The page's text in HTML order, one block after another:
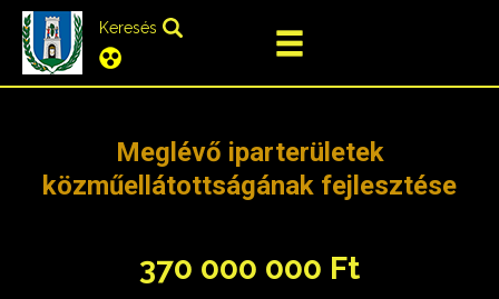
Keresés
Meglévő iparterületek
közműellátottságának fejlesztése
370 000 000 Ft